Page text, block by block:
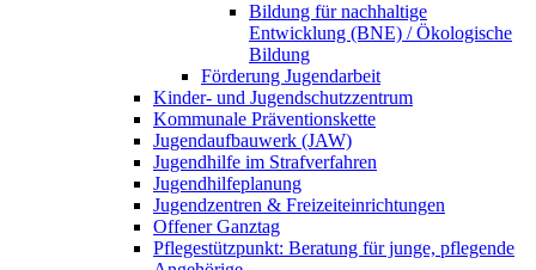
Bildung für nachhaltige
Entwicklung (BNE) / Ökologische
Bildung
Förderung Jugendarbeit
Kinder- und Jugendschutzzentrum
Kommunale Präventionskette
Jugendaufbauwerk (JAW)
Jugendhilfe im Strafverfahren
Jugendhilfeplanung
Jugendzentren & Freizeiteinrichtungen
Offener Ganztag
Pflegestützpunkt: Beratung für junge, pflegende